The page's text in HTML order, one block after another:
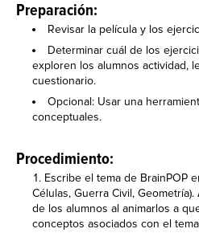
Preparación:
Revisar la película y los
Determinar cuál de los
exploren los alumnos actividad,
cuestionario.
Opcional: Usar una
conceptuales.
Procedimiento:
Escribe el tema de BrainPOP
Células, Guerra Civil,
de los alumnos al animarlos a
conceptos asociados con el